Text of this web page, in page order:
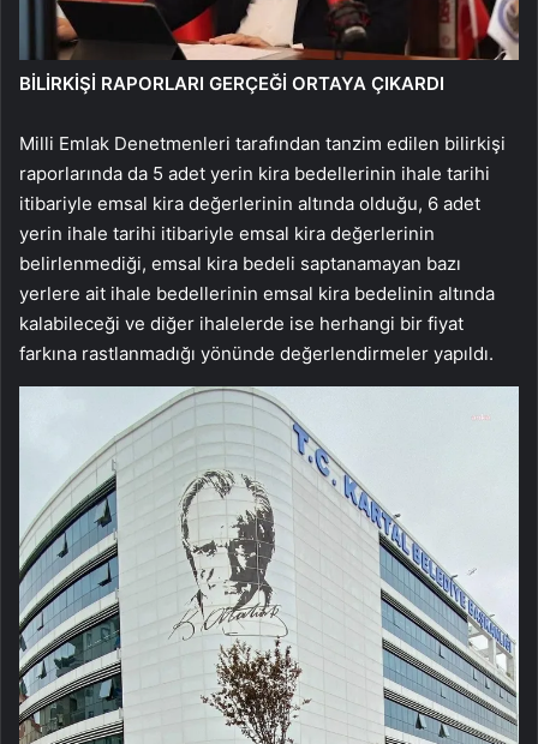
BİLİRKİŞİ RAPORLARI GERÇEĞİ ORTAYA ÇIKARDI
Milli Emlak Denetmenleri tarafından tanzim edilen bilirkişi
raporlarında da 5 adet yerin kira bedellerinin ihale tarihi
itibariyle emsal kira değerlerinin altında olduğu, 6 adet
yerin ihale tarihi itibariyle emsal kira değerlerinin
belirlenmediği, emsal kira bedeli saptanamayan bazı
yerlere ait ihale bedellerinin emsal kira bedelinin altında
kalabileceği ve diğer ihalelerde ise herhangi bir fiyat
farkına rastlanmadığı yönünde değerlendirmeler yapıldı.